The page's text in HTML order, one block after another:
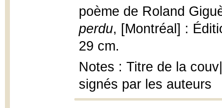
poème de Roland
perdu, [Montréal] :
29 cm.
Notes : Titre de la
signés par les auteurs